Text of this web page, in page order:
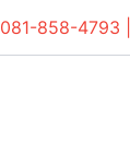
081-858-4793